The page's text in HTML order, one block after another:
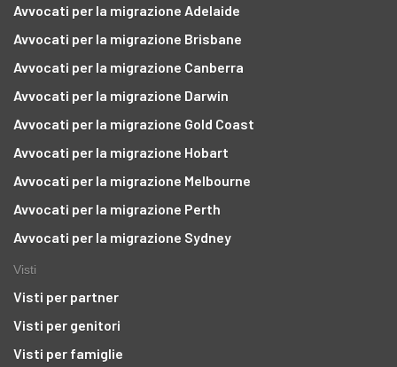
Avvocati per la migrazione Adelaide
Avvocati per la migrazione Brisbane
Avvocati per la migrazione Canberra
Avvocati per la migrazione Darwin
Avvocati per la migrazione Gold Coast
Avvocati per la migrazione Hobart
Avvocati per la migrazione Melbourne
Avvocati per la migrazione Perth
Avvocati per la migrazione Sydney
Visti
Visti per partner
Visti per genitori
Visti per famiglie